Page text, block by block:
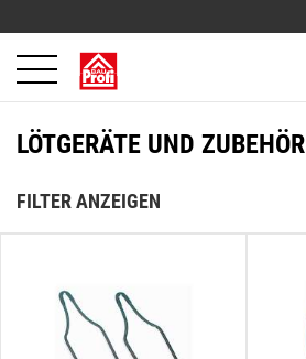
LÖTGERÄTE UND ZUBEHÖR
FILTER ANZEIGEN